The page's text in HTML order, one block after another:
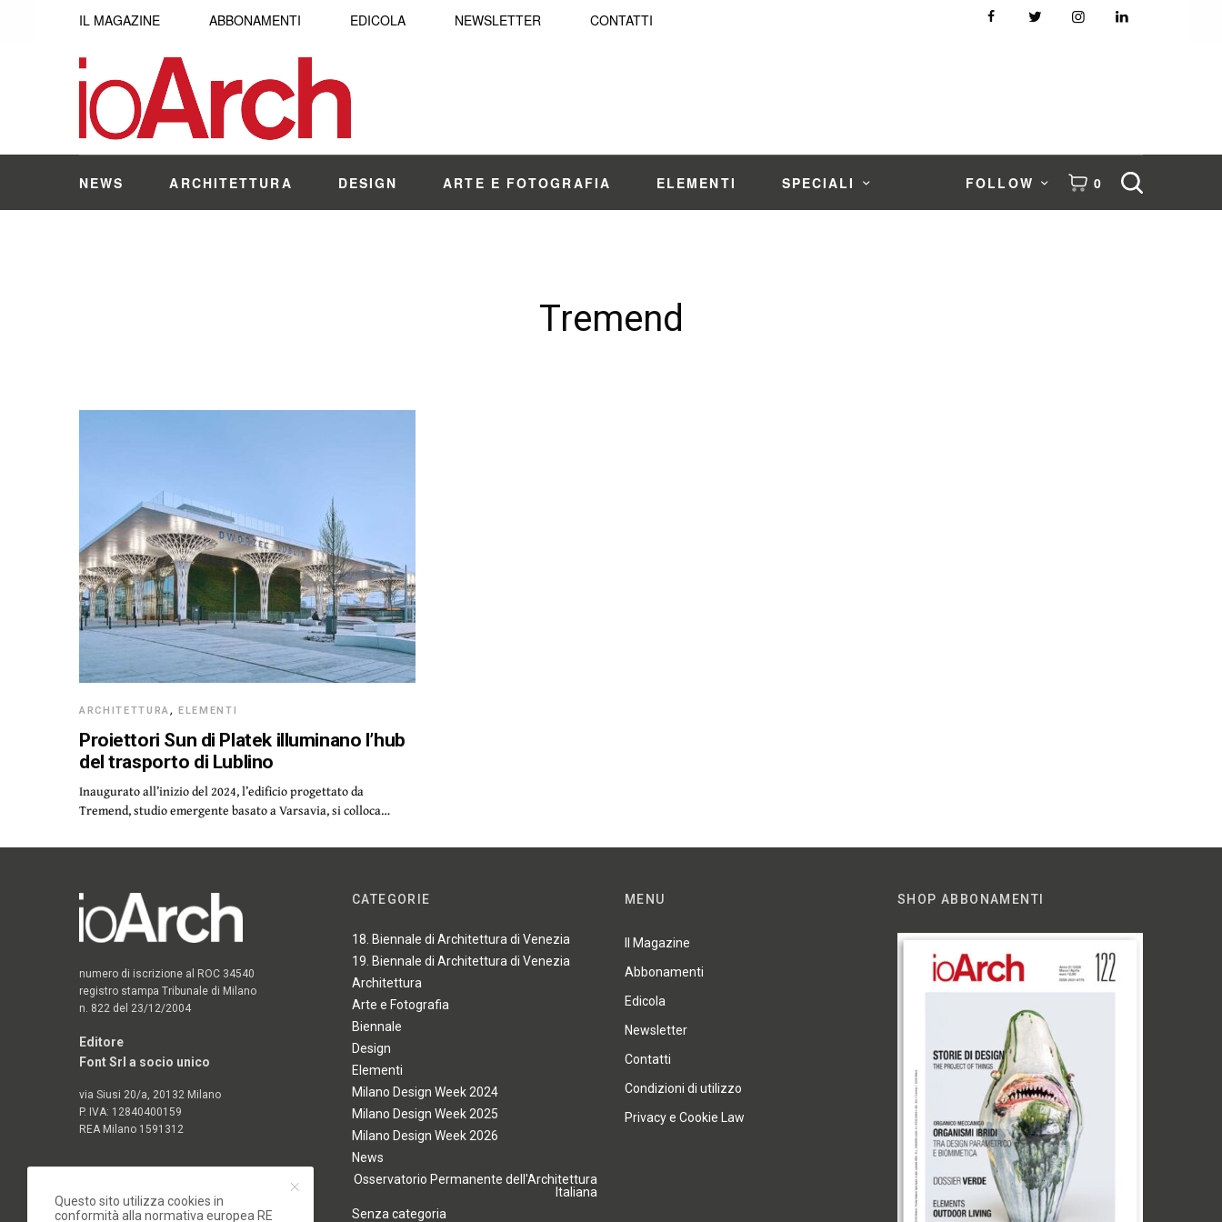
IL MAGAZINE ABBONAMENTI EDICOLA NEWSLETTER CONTATTI
NEWS ARCHITETTURA DESIGN ARTE E FOTOGRAFIA ELEMENTI SPECIALI FOLLOW 0
Tremend
ARCHITETTURA,ELEMENTI
Proiettori Sun di Platek illuminano l’hub
del trasporto di Lublino
Inaugurato all’inizio del 2024, l’edificio progettato da
Tremend, studio emergente basato a Varsavia, si colloca…
numero di iscrizione al ROC 34540
registro stampa Tribunale di Milano
n. 822 del 23/12/2004
Editore
Font Srl a socio unico
via Siusi 20/a, 20132 Milano
P. IVA: 12840400159
REA Milano 1591312
CATEGORIE
18. Biennale di Architettura di Venezia
19. Biennale di Architettura di Venezia
Architettura
Arte e Fotografia
Biennale
Design
Elementi
Milano Design Week 2024
Milano Design Week 2025
Milano Design Week 2026
News
Osservatorio Permanente dell'Architettura
Italiana
Senza categoria
MENU
Il Magazine
Abbonamenti
Edicola
Newsletter
Contatti
Condizioni di utilizzo
Privacy e Cookie Law
SHOP ABBONAMENTI
Questo sito utilizza cookies in
conformità alla normativa europea RE